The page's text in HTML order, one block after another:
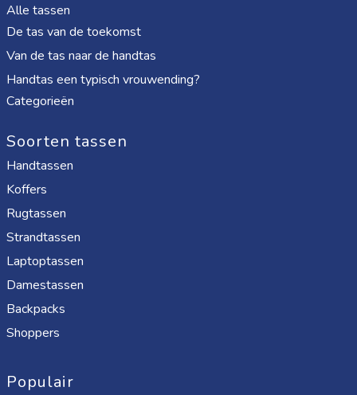
Alle tassen
De tas van de toekomst
Van de tas naar de handtas
Handtas een typisch vrouwending?
Categorieën
Soorten tassen
Handtassen
Koffers
Rugtassen
Strandtassen
Laptoptassen
Damestassen
Backpacks
Shoppers
Populair